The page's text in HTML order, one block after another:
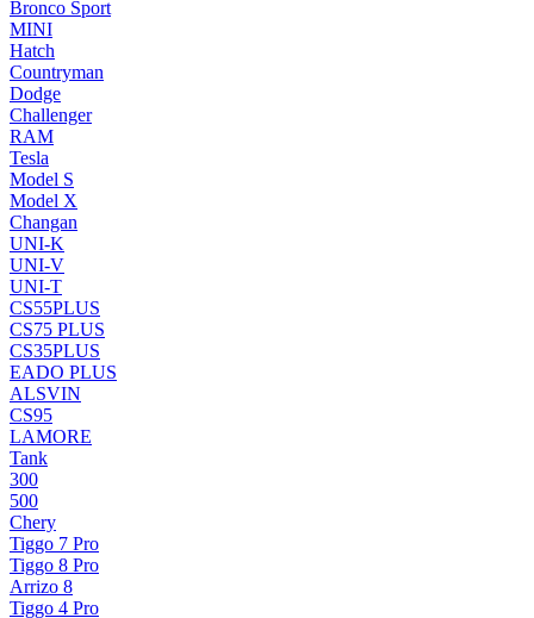
Bronco Sport
MINI
Hatch
Countryman
Dodge
Challenger
RAM
Tesla
Model S
Model X
Changan
UNI-K
UNI-V
UNI-T
CS55PLUS
CS75 PLUS
CS35PLUS
EADO PLUS
ALSVIN
CS95
LAMORE
Tank
300
500
Chery
Tiggo 7 Pro
Tiggo 8 Pro
Arrizo 8
Tiggo 4 Pro